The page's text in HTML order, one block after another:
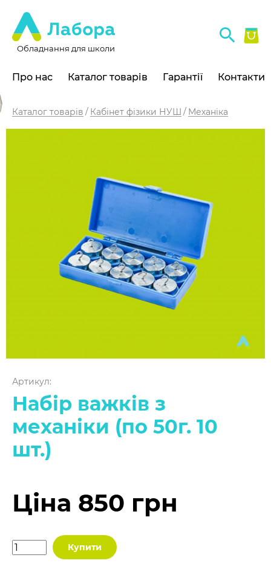
Обладнання для школи
Про нас Каталог товарів Гарантії Контакти
Каталог товарів Кабінет фізики НУШ Механіка
Артикул:
Набір важків з
механіки (по 50г. 10
шт.)
Ціна 850 грн
Купити